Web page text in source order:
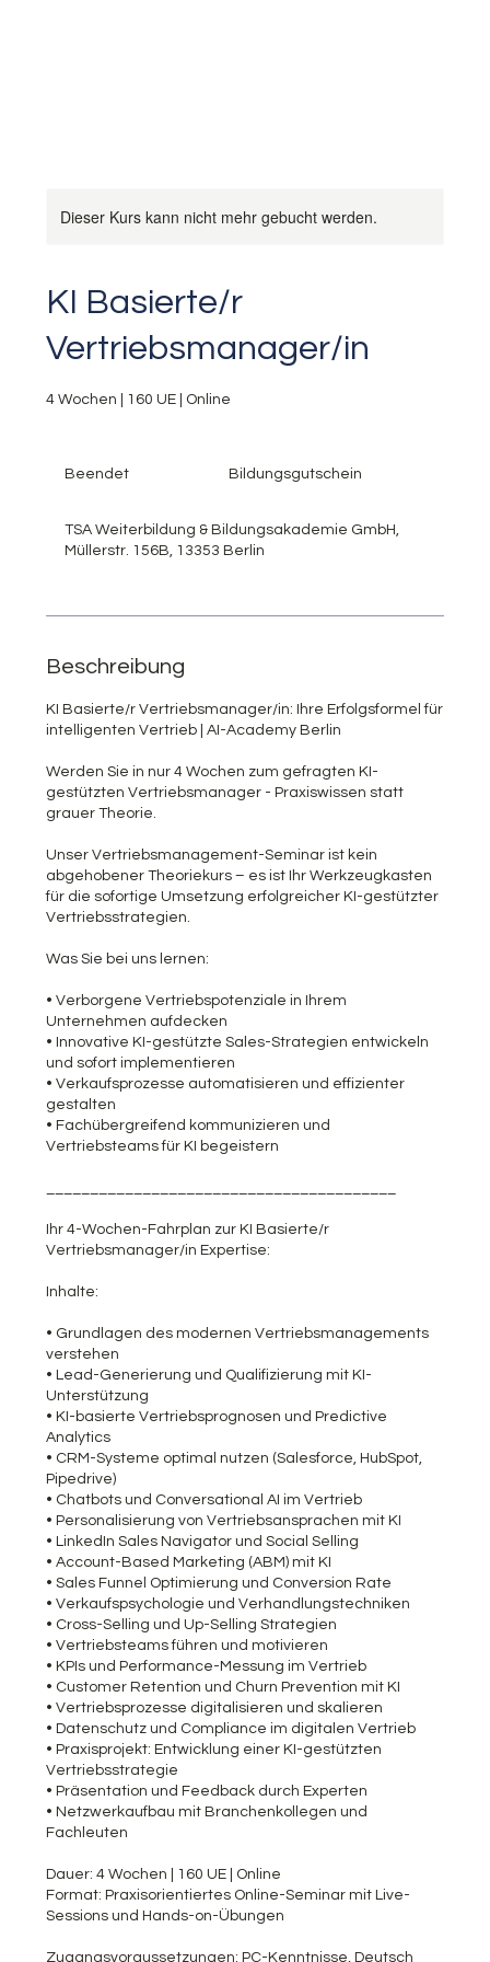
Dieser Kurs kann nicht mehr gebucht werden.
KI Basierte/r
Vertriebsmanager/in
4 Wochen | 160 UE | Online
Beendet
n
d
Bildungsgutschein
TSA Weiterbildung & Bildungsakademie GmbH,
Müllerstr. 156B, 13353 Berlin
Beschreibung
KI Basierte/r Vertriebsmanager/in: Ihre Erfolgsformel für
intelligenten Vertrieb | AI-Academy Berlin
Werden Sie in nur 4 Wochen zum gefragten KI-
gestützten Vertriebsmanager - Praxiswissen statt
grauer Theorie.
Unser Vertriebsmanagement-Seminar ist kein
abgehobener Theoriekurs – es ist Ihr Werkzeugkasten
für die sofortige Umsetzung erfolgreicher KI-gestützter
Vertriebsstrategien.
Was Sie bei uns lernen:
• Verborgene Vertriebspotenziale in Ihrem
Unternehmen aufdecken
• Innovative KI-gestützte Sales-Strategien entwickeln
und sofort implementieren
• Verkaufsprozesse automatisieren und effizienter
gestalten
• Fachübergreifend kommunizieren und
Vertriebsteams für KI begeistern
Ihr 4-Wochen-Fahrplan zur KI Basierte/r
Vertriebsmanager/in Expertise:
Inhalte:
• Grundlagen des modernen Vertriebsmanagements
verstehen
• Lead-Generierung und Qualifizierung mit KI-
Unterstützung
• KI-basierte Vertriebsprognosen und Predictive
Analytics
• CRM-Systeme optimal nutzen (Salesforce, HubSpot,
Pipedrive)
• Chatbots und Conversational AI im Vertrieb
• Personalisierung von Vertriebsansprachen mit KI
• LinkedIn Sales Navigator und Social Selling
• Account-Based Marketing (ABM) mit KI
• Sales Funnel Optimierung und Conversion Rate
• Verkaufspsychologie und Verhandlungstechniken
• Cross-Selling und Up-Selling Strategien
• Vertriebsteams führen und motivieren
• KPIs und Performance-Messung im Vertrieb
• Customer Retention und Churn Prevention mit KI
• Vertriebsprozesse digitalisieren und skalieren
• Datenschutz und Compliance im digitalen Vertrieb
• Praxisprojekt: Entwicklung einer KI-gestützten
Vertriebsstrategie
• Präsentation und Feedback durch Experten
• Netzwerkaufbau mit Branchenkollegen und
Fachleuten
Dauer: 4 Wochen | 160 UE | Online
Format: Praxisorientiertes Online-Seminar mit Live-
Sessions und Hands-on-Übungen
Zugangsvoraussetzungen: PC-Kenntnisse, Deutsch